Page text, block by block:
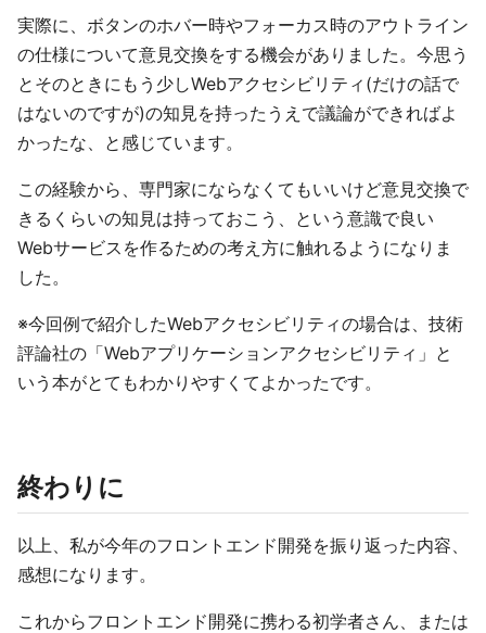
実際に、ボタンのホバー時やフォーカス時のアウトライン
の仕様について意見交換をする機会がありました。今思う
とそのときにもう少しWebアクセシビリティ(だけの話で
はないのですが)の知見を持ったうえで議論ができればよ
かったな、と感じています。
この経験から、専門家にならなくてもいいけど意見交換で
きるくらいの知見は持っておこう、という意識で良い
Webサービスを作るための考え方に触れるようになりま
した。
※今回例で紹介したWebアクセシビリティの場合は、技術
評論社の「Webアプリケーションアクセシビリティ」と
いう本がとてもわかりやすくてよかったです。
終わりに
以上、私が今年のフロントエンド開発を振り返った内容、
感想になります。
これからフロントエンド開発に携わる初学者さん、または